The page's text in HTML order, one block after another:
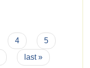
4
5
last »